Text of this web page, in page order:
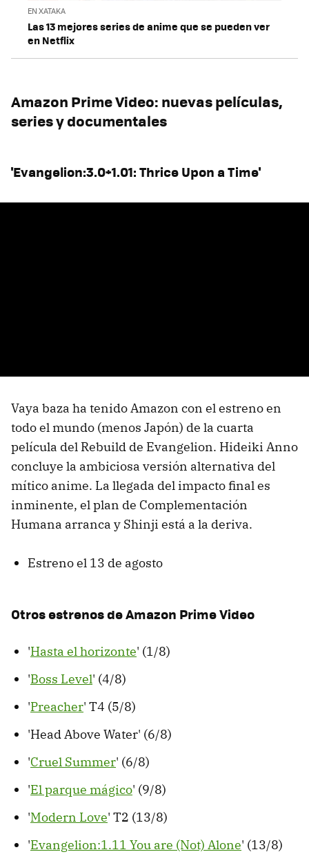
EN XATAKA
Las 13 mejores series de anime que se pueden ver
en Netflix
Amazon Prime Video: nuevas películas,
series y documentales
'Evangelion:3.0+1.01: Thrice Upon a Time'
Vaya baza ha tenido Amazon con el estreno en
todo el mundo (menos Japón) de la cuarta
película del Rebuild de Evangelion. Hideiki Anno
concluye la ambiciosa versión alternativa del
mítico anime. La llegada del impacto final es
inminente, el plan de Complementación
Humana arranca y Shinji está a la deriva.
Estreno el 13 de agosto
Otros estrenos de Amazon Prime Video
'Hasta el horizonte' (1/8)
'Boss Level' (4/8)
'Preacher' T4 (5/8)
'Head Above Water' (6/8)
'Cruel Summer' (6/8)
'El parque mágico' (9/8)
'Modern Love' T2 (13/8)
'Evangelion:1.11 You are (Not) Alone' (13/8)